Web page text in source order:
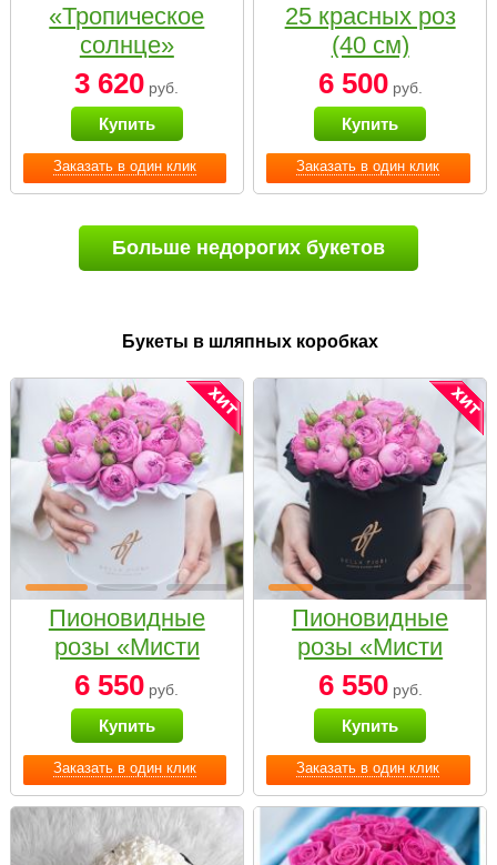
Заказать в один клик
«Тропическое
солнце»
3 620 руб.
Купить
Заказать в один клик
25 красных роз
(40 см)
6 500руб.
Купить
Больше недорогих букетов
Букеты в шляпных коробках
Заказать в один клик
Пионовидные
розы «Мисти
бабблс» в белой
коробке Small
6 550 руб.
Купить
Заказать в один клик
Пионовидные
розы «Мисти
бабблс» в
черной коробке
Small
6 550руб.
Купить